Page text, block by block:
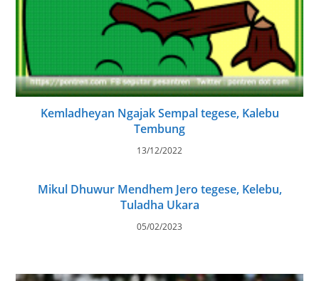
Kemladheyan Ngajak Sempal tegese, Kalebu
Tembung
13/12/2022
Mikul Dhuwur Mendhem Jero tegese, Kelebu,
Tuladha Ukara
05/02/2023